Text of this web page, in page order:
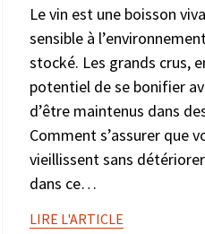
Le vin est une boisson
sensible à
stocké. Les grands crus,
potentiel de se bonifier
d’être maintenus dans
Comment s’assurer que
vieillissent sans
dans ce…
LIRE L'ARTICLE